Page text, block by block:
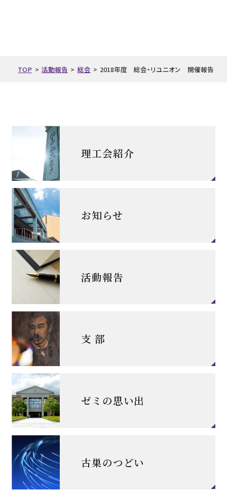
TOP > 活動報告 > 総会 > 2018年度 総会・リユニオン 開催報告
理工会紹介
お知らせ
活動報告
支 部
ゼミの思い出
古巣のつどい